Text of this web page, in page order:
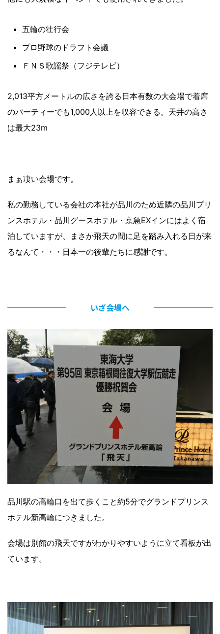
五輪の壮行会
プロ野球のドラフト会議
ＦＮＳ歌謡祭（フジテレビ）
2,013平方メートルの広さを誇る日本有数の大会場で着席
のパーティーでも1,000人以上を収容できる。天井の高さ
は最大23m
まぁ凄い会場です。
私の勤務している会社の本社が品川のため近隣の品川プリ
ンスホテル・品川グースホテル・京急EXインにはよく宿
泊していますが、まさか飛天の間に足を踏み入れる日が来
るなんて・・・日本一の後輩たちに感謝です。
いざ会場へ
品川駅の高輪口を出て歩くこと約5分でグランドプリンス
ホテル新高輪につきました。
会場は別館の飛天ですがわかりやすいように立て看板が出
ています。